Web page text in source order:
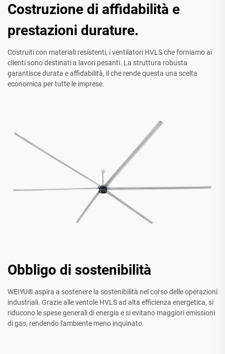
Costruzione di affidabilità e
prestazioni durature.
Costruiti con materiali resistenti, i ventilatori HVLS che forniamo ai
clienti sono destinati a lavori pesanti. La struttura robusta
garantisce durata e affidabilità, il che rende questa una scelta
economica per tutte le imprese.
Obbligo di sostenibilità
WEIYU® aspira a sostenere la sostenibilità nel corso delle operazioni
industriali. Grazie alle ventole HVLS ad alta efficienza energetica, si
riducono le spese generali di energia e si evitano maggiori emissioni
di gas, rendendo l'ambiente meno inquinato.